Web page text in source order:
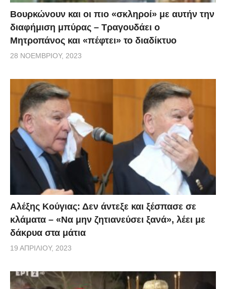
Βουρκώνουν και οι πιο «σκληροί» με αυτήν την
διαφήμιση μπύρας – Τραγουδάει ο
Μητροπάνος και «πέφτει» το διαδίκτυο
28 ΝΟΕΜΒΡΊΟΥ, 2023
Αλέξης Κούγιας: Δεν άντεξε και ξέσπασε σε
κλάματα – «Να μην ζητιανεύσει ξανά», λέει με
δάκρυα στα μάτια
19 ΑΠΡΙΛΊΟΥ, 2023